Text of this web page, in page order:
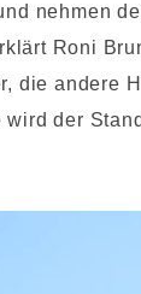
nehmen
Roni
die andere
wird der